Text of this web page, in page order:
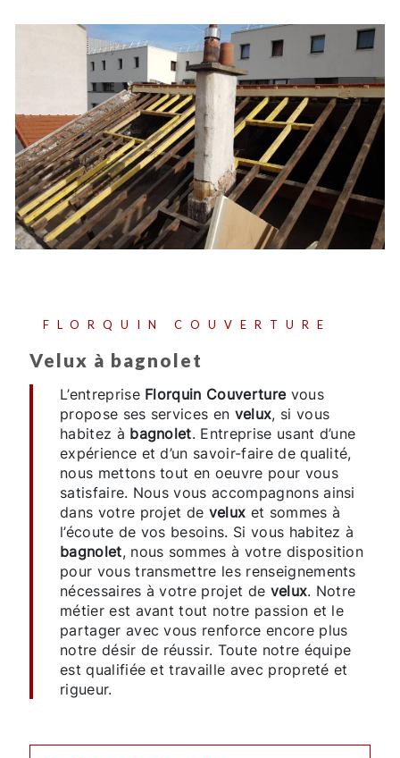
FLORQUIN COUVERTURE
velux à bagnolet
L’entreprise Florquin Couverturevous
propose ses services en velux, si vous
habitez à bagnolet. Entreprise usant d’une
expérience et d’un savoir-faire de qualité,
nous mettons tout en oeuvre pour vous
satisfaire. Nous vous accompagnons ainsi
dans votre projet de velux et sommes à
l’écoute de vos besoins. Si vous habitez à
bagnolet, nous sommes à votre disposition
pour vous transmettre les renseignements
nécessaires à votre projet de velux. Notre
métier est avant tout notre passion et le
partager avec vous renforce encore plus
notre désir de réussir. Toute notre équipe
est qualifiée et travaille avec propreté et
rigueur.